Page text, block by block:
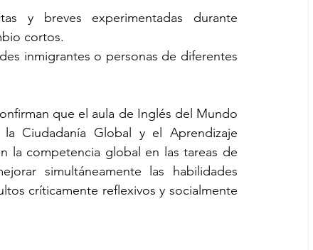
y breves experimentadas durante
cortos.
inmigrantes o personas de diferentes
que el aula de Inglés del Mundo
Ciudadanía Global y el Aprendizaje
la competencia global en las tareas de
simultáneamente las habilidades
críticamente reflexivos y socialmente